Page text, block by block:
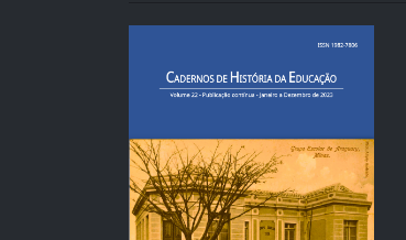
lateral
artigos